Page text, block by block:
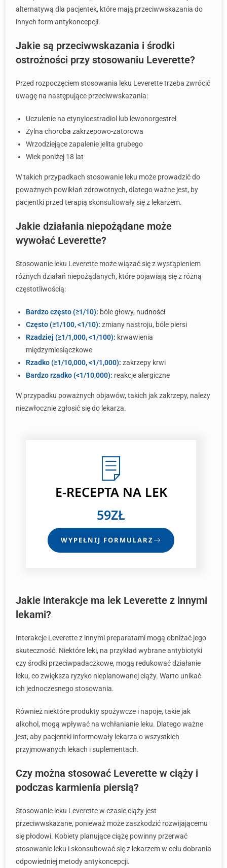
alternatywą dla pacjentek, które mają przeciwwskazania do
innych form antykoncepcji.
Jakie są przeciwwskazania i środki
ostrożności przy stosowaniu Leverette?
Przed rozpoczęciem stosowania leku Leverette trzeba zwrócić
uwagę na następujące przeciwwskazania:
Uczulenie na etynyloestradiol lub lewonorgestrel
Żylna choroba zakrzepowo-zatorowa
Wrzodziejące zapalenie jelita grubego
Wiek poniżej 18 lat
W takich przypadkach stosowanie leku może prowadzić do
poważnych powikłań zdrowotnych, dlatego ważne jest, by
pacjentki przed terapią skonsultowały się z lekarzem.
Jakie działania niepożądane może
wywołać Leverette?
Stosowanie leku Leverette może wiązać się z wystąpieniem
różnych działań niepożądanych, które pojawiają się z różną
częstotliwością:
Bardzo często (≥1/10): bóle głowy, nudności
Często (≥1/100, <1/10): zmiany nastroju, bóle piersi
Rzadziej (≥1/1,000, <1/100): krwawienia
międzymiesiączkowe
Rzadko (≥1/10,000, <1/1,000): zakrzepy krwi
Bardzo rzadko (<1/10,000): reakcje alergiczne
W przypadku poważnych objawów, takich jak zakrzepy, należy
niezwłocznie zgłosić się do lekarza.
E-RECEPTA NA LEK
59ZŁ
WYPEŁNIJ FORMULARZ
Jakie interakcje ma lek Leverette z innymi
lekami?
Interakcje Leverette z innymi preparatami mogą obniżać jego
skuteczność. Niektóre leki, na przykład wybrane antybiotyki
czy środki przeciwpadaczkowe, mogą redukować działanie
leku, co zwiększa ryzyko nieplanowanej ciąży. Warto unikać
ich jednoczesnego stosowania.
Również niektóre produkty spożywcze i napoje, takie jak
alkohol, mogą wpływać na wchłanianie leku. Dlatego ważne
jest, aby pacjentki informowały lekarza o wszystkich
przyjmowanych lekach i suplementach.
Czy można stosować Leverette w ciąży i
podczas karmienia piersią?
Stosowanie leku Leverette w czasie ciąży jest
przeciwwskazane, ponieważ może zaszkodzić rozwijającemu
się płodowi. Kobiety planujące ciążę powinny przerwać
stosowanie leku i skonsultować się z lekarzem w celu dobrania
odpowiedniej metody antykoncepcji.